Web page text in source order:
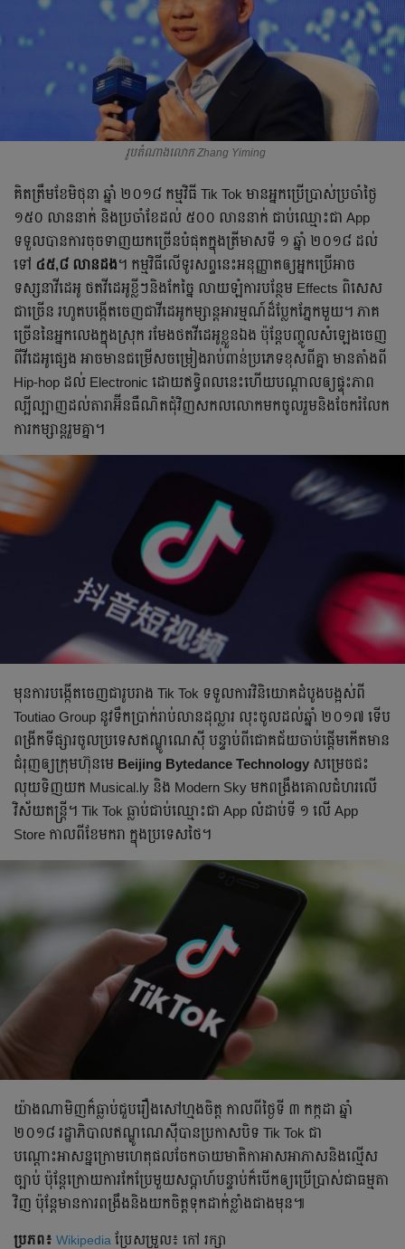
រូបតំណាងលោក Zhang Yiming
គិត​ត្រឹម​ខែ​មិថុនា ឆ្នាំ ២០១៨ កម្មវិធី Tik Tok មាន​អ្នក​ប្រើប្រាស់​ប្រចាំ​ថ្ងៃ
១៥០ លាន​នាក់ និង​ប្រចាំ​ខែ​ដល់ ៥០០ លាន​នាក់ ជាប់​ឈ្មោះ​ជា App
ទទួល​បាន​ការ​ចុច​ទាញ​យក​ច្រើន​បំផុត​ក្នុង​ត្រីមាស​ទី ១ ឆ្នាំ ២០១៨ ដល់​
ទៅ ៤៥,៨ លាន​ដង។ កម្មវិធី​លើ​ទូរសព្ទ​នេះ​អនុញ្ញាត​ឲ្យ​អ្នក​ប្រើ​អាច​
ទស្សនា​វីដេអូ ថត​វីដេអូ​ខ្លីៗ​និង​កែច្នៃ លាយ​ឡំ​ការ​បន្ថែម Effects ពិសេស​
ជា​ច្រើន រហូត​បង្កើត​ចេញ​ជា​វីដេអូ​កម្សាន្ត​អារម្មណ៍​ដ៏​ប្លែក​ភ្នែក​មួយ។ ភាគ
ច្រើន​នៃ​អ្នក​លេង​ក្នុង​ស្រុក រមែង​ថត​វីដេអូ​ខ្លួន​ឯង ប៉ុន្តែ​បញ្ចូល​សំឡេង​ចេញ​
ពី​វីដេអូ​ផ្សេង អាច​មាន​ជម្រើស​ចម្រៀង​រាប់ពាន់​ប្រភេទ​ខុស​ពី​គ្នា មាន​តាំង​ពី
Hip-hop ដល់​ Electronic ដោយ​ឥទ្ធិពល​នេះ​ហើយ​បណ្តាល​ឲ្យ​​ផ្ទុះ​ភាព​
ល្បីល្បាញ​ដល់​តារា​អ៊ីនធឺណិត​ជុំវិញ​សកលលោក​មក​ចូលរួម​និង​ចែករំលែក​
ការ​កម្សាន្ត​រួម​គ្នា។
មុន​ការ​បង្កើត​ចេញ​ជា​រូបរាង Tik Tok ទទួល​ការ​វិនិយោគ​ដំបូង​បង្អស់​ពី​
Toutiao Group នូវ​ទឹក​ប្រាក់​រាប់​លាន​ដុល្លារ លុះ​ចូល​ដល់​ឆ្នាំ ២០១៧ ទើប​
ពង្រីក​ទីផ្សារ​ចូល​ប្រទេស​ឥណ្ឌូណេស៊ី បន្ទាប់​ពី​ជោគជ័យ​ចាប់​ផ្តើម​កើត​មាន
ជំរុញ​ឲ្យ​ក្រុមហ៊ុន​មេ Beijing Bytedance Technology សម្រេច​ជះ​
លុយ​ទិញ​យក Musical.ly និង Modern Sky មក​ពង្រឹង​គោលជំហរ​លើ​
វិស័យ​តន្ត្រី។ Tik Tok ធ្លាប់​ជាប់​ឈ្មោះ​ជា App លំដាប់​ទី ១ លើ App
Store កាល​ពី​ខែ​មករា ក្នុង​ប្រទេស​ថៃ។
យ៉ាងណាមិញ​ក៏​ធ្លាប់​ជួប​រឿង​សៅហ្មង​ចិត្ត កាល​ពី​ថ្ងៃ​ទី ៣ ​កក្កដា ឆ្នាំ
២០១៨ រដ្ឋាភិបាល​ឥណ្ឌូណេស៊ី​បាន​ប្រកាស​បិទ Tik Tok ជា​
បណ្ដោះអាសន្ន​ក្រោម​ហេតុផល​ចែកចាយ​មាតិកា​អាសអាភាស​និង​ល្មើស​
ច្បាប់ ប៉ុន្តែ​ក្រោយ​ការ​កែប្រែ​មួយ​សប្ដាហ៍​បន្ទាប់​ក៏​បើក​ឲ្យ​ប្រើប្រាស់​ជា​ធម្មតា​
វិញ ប៉ុន្តែ​មាន​ការ​ពង្រឹង​និង​យក​ចិត្ត​ទុក​ដាក់​ខ្លាំង​ជាង​មុន៕
ប្រភព៖ Wikipedia ប្រែសម្រួល៖ កៅ រក្សា